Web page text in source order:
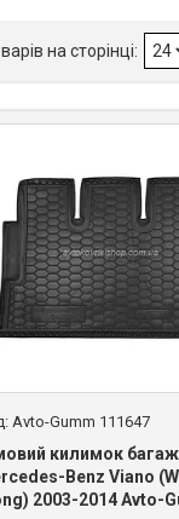
Avto-Gumm 111647
килимок
Benz Viano
2003-2014 Avto-